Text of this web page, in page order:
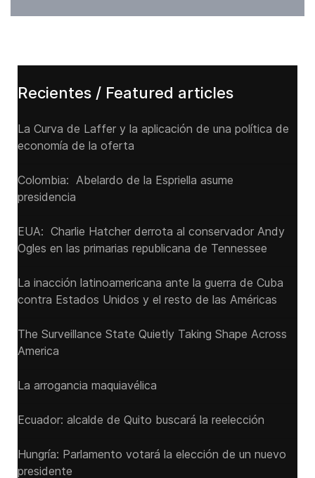
Recientes / Featured articles
La Curva de Laffer y la aplicación de una política de
economía de la oferta
Colombia: Abelardo de la Espriella asume
presidencia
EUA: Charlie Hatcher derrota al conservador Andy
Ogles en las primarias republicana de Tennessee
La inacción latinoamericana ante la guerra de Cuba
contra Estados Unidos y el resto de las Américas
The Surveillance State Quietly Taking Shape Across
America
La arrogancia maquiavélica
Ecuador: alcalde de Quito buscará la reelección
Hungría: Parlamento votará la elección de un nuevo
presidente